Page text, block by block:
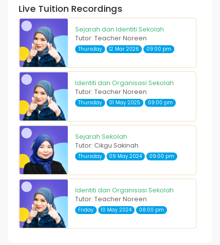
Live Tuition Recordings
Sejarah dan Identiti Sekolah
Tutor: Teacher Noreen
Thursday 12 Mar 2026 09:00 pm
Identiti dan Organisasi Sekolah
Tutor: Teacher Noreen
Thursday 01 May 2025 09:00 pm
Sejarah Sekolah
Tutor: Cikgu Sakinah
Thursday 09 May 2024 09:00 pm
Identiti dan Organisasi Sekolah
Tutor: Teacher Noreen
Friday 10 May 2024 08:00 pm